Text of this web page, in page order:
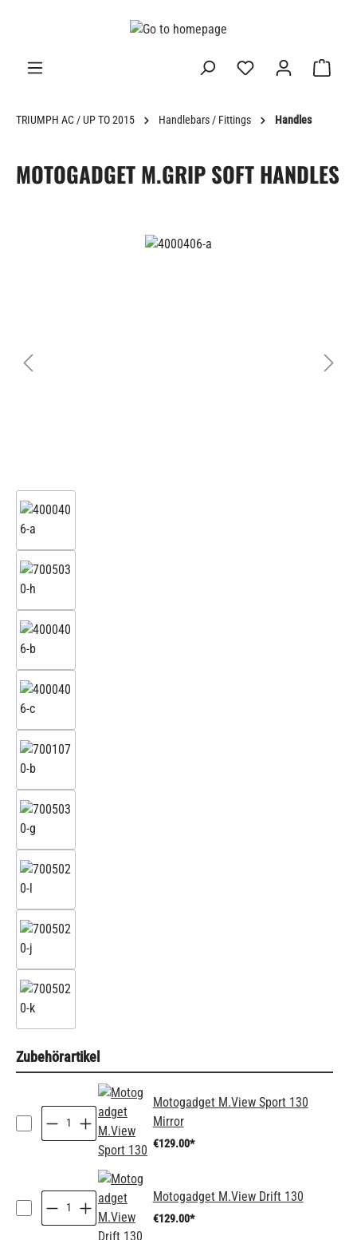
TRIUMPH AC / UP TO 2015 Handlebars / Fittings Handles
MOTOGADGET M.GRIP SOFT HANDLES
Zubehörartikel
Motogadget M.View Sport 130
Mirror
€129.00*
Motogadget M.View Drift 130
€129.00*